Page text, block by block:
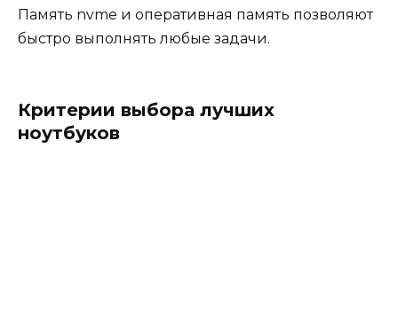
Память nvme и оперативная память позволяют
быстро выполнять любые задачи.
Критерии выбора лучших
ноутбуков